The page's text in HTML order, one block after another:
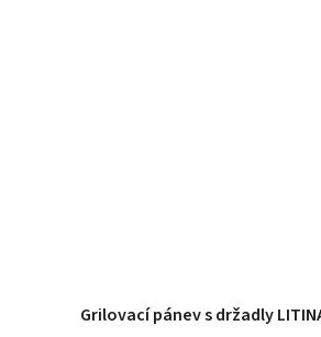
Grilovací pánev s držadly